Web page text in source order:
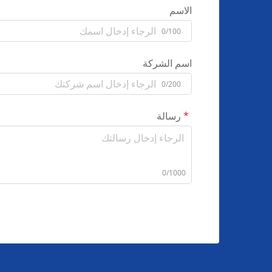
الاسم
0/100
اسم الشركة
0/200
رسالة
0/1000